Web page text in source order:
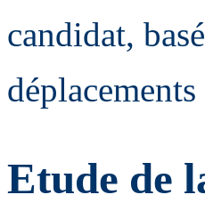
candidat,
Etude de